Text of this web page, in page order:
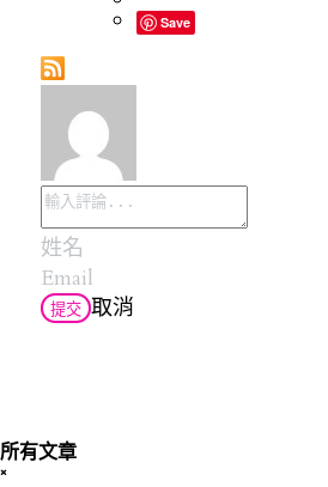
Save
提交 取消
所有文章
×